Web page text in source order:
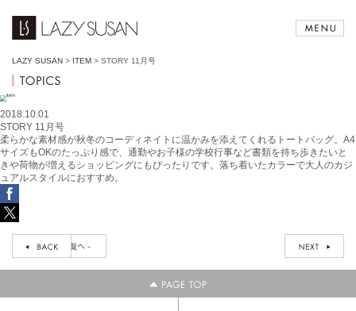
LAZY SUSAN > ITEM > STORY 11月号
2018.10.01
STORY 11月号
柔らかな素材感が秋冬のコーディネイトに温かみを添えてくれるトートバッグ。A4
サイズもOKのたっぷり感で、通勤やお子様の学校行事など書類を持ち歩きたいと
きや荷物が増えるショッピングにもぴったりです。落ち着いたカラーで大人のカジ
ュアルスタイルにおすすめ。